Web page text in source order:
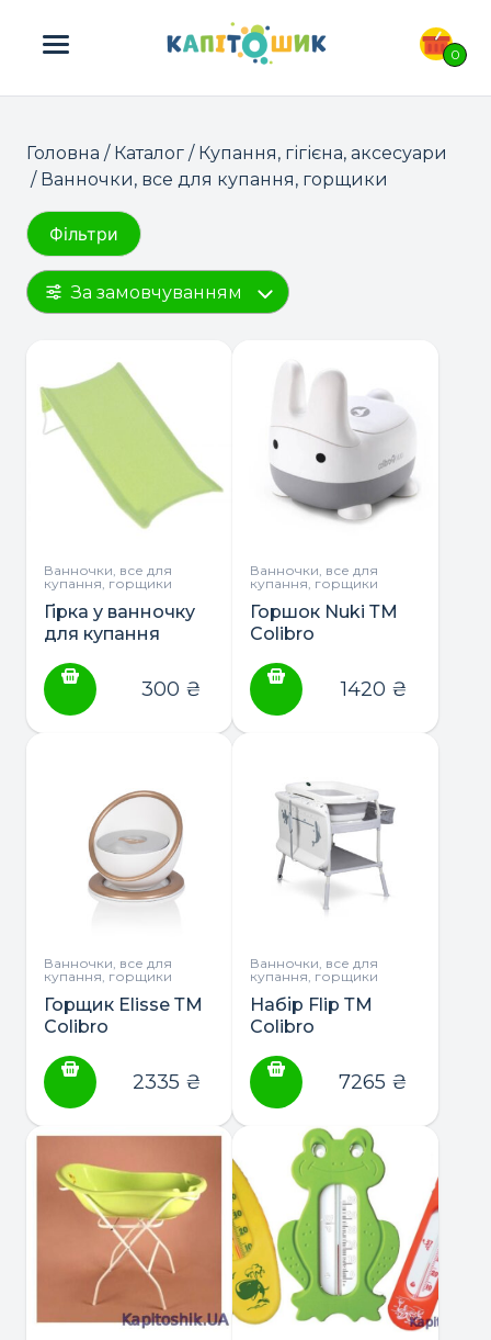
0
ПОШУК ТОВАРІВ:
Головна / Каталог / Купання, гігієна, аксесуари
/ Ванночки, все для купання, горщики
Фільтри
За замовчуванням
Ванночки, все для
купання, горщики
Гірка у ванночку
для купання
300 ₴
Ванночки, все для
купання, горщики
Горшок Nuki ТМ
Colibro
1420 ₴
Ванночки, все для
купання, горщики
Горщик Elisse ТМ
Colibro
2335 ₴
Ванночки, все для
купання, горщики
Набір Flip ТМ
Colibro
7265 ₴